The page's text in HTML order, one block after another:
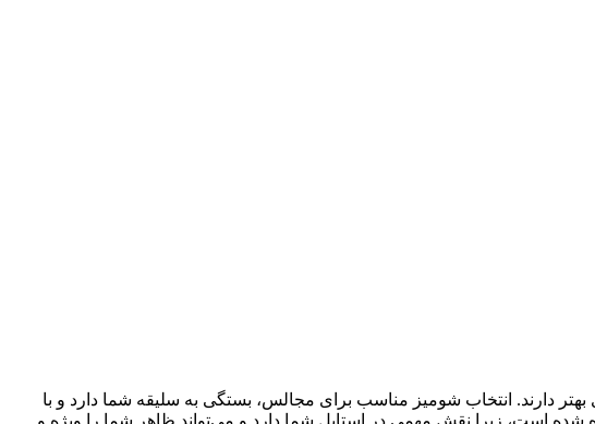
دارند. انتخاب شومیز مناسب برای مجالس، بستگی به سلیقه شما دارد و با
شده است، زیرا نقش مهمی در استایل شما دارد و می‌تواند ظاهر شما را ویژه و